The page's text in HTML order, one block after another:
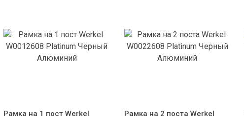
Рамка на 1 пост Werkel
Рамка на 2 поста Werkel